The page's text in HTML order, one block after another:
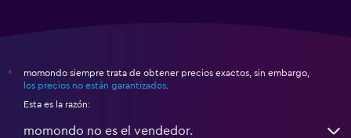
*
momondo siempre trata de obtener precios exactos, sin embargo,
los precios no están garantizados
Esta es la razón:
momondo no es el vendedor.